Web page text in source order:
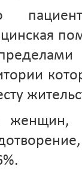
женщин,